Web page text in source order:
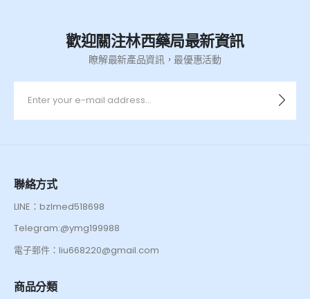
歡迎關注林西藥局最新資訊
瞭解最新產品資訊，最優惠活動
聯絡方式
LINE：bzlmed518698
Telegram:@ymg199988
電子郵件：liu668220@gmail.com
商品分類